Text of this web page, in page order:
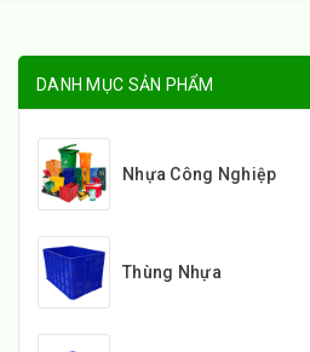
DANH MỤC SẢN PHẨM
Nhựa Công Nghiệp
Thùng Nhựa